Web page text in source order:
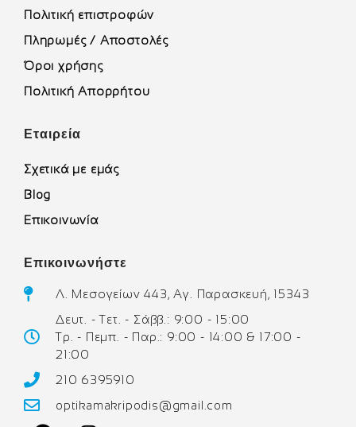
Πολιτική επιστροφών
Πληρωμές / Αποστολές
Όροι χρήσης
Πολιτική Απορρήτου
Εταιρεία
Σχετικά με εμάς
Blog
Επικοινωνία
Επικοινωνήστε
Λ. Μεσογείων 443, Αγ. Παρασκευή, 15343
Δευτ. - Τετ. - Σάββ.: 9:00 - 15:00
Τρ. - Πεμπ. - Παρ.: 9:00 - 14:00 & 17:00 -
21:00
210 6395910
optikamakripodis@gmail.com